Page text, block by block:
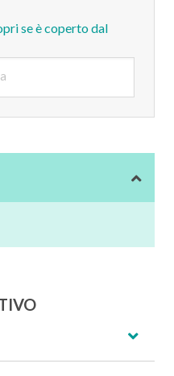
se è coperto dal